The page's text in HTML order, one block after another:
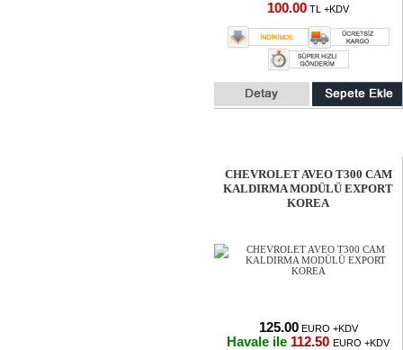
100.00 TL +KDV
CHEVROLET AVEO T300 CAM
KALDIRMA MODÜLÜ EXPORT
KOREA
125.00 EURO +KDV
Havale ile 112.50 EURO +KDV